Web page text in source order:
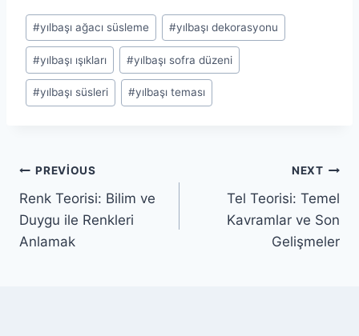
Post
Tags:
#yılbaşı ağacı süsleme #yılbaşı dekorasyonu
#yılbaşı ışıkları #yılbaşı sofra düzeni
#yılbaşı süsleri #yılbaşı teması
Yazı
gezinmesi
PREVIOUS
Renk Teorisi: Bilim ve
Duygu ile Renkleri
Anlamak
NEXT
Tel Teorisi: Temel
Kavramlar ve Son
Gelişmeler